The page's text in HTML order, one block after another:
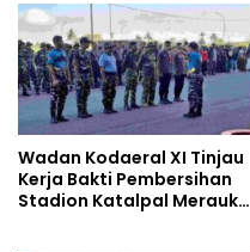
Ahmad Ibrahim
Wadan Kodaeral XI Tinjau
Kerja Bakti Pembersihan
Stadion Katalpal Merauke,